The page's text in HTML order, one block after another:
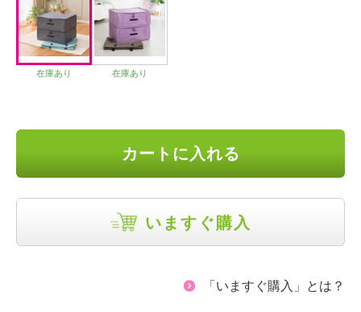
在庫あり 在庫あり
カートに入れる
いますぐ購入
「いますぐ購入」とは？